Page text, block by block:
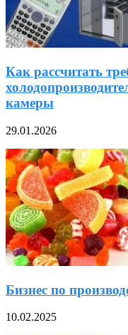
Как рассчитать
камеры
29.01.2026
Бизнес по
10.02.2025